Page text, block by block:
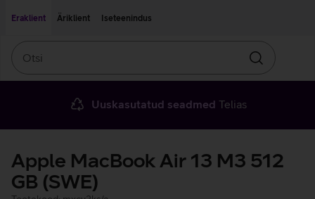
Eraklient
Äriklient Iseteenindus
Otsin
Uuskasutatud seadmed Telias
Apple MacBook Air 13 M3 512
GB (SWE)